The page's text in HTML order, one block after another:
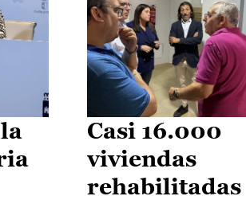
Casi 16.000
viviendas
rehabilitadas